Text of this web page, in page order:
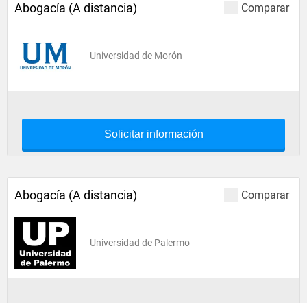
Comparar
Abogacía (A distancia)
Universidad de Morón
Solicitar información
Comparar
Abogacía (A distancia)
Universidad de Palermo